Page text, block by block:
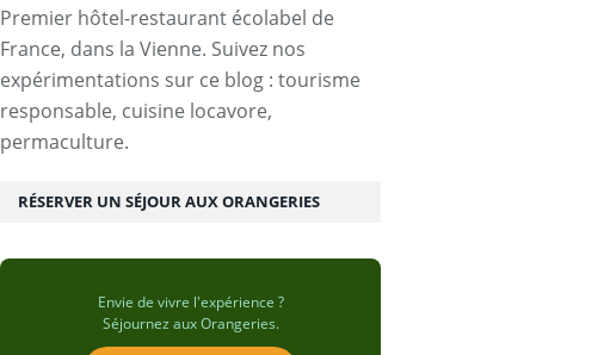
Premier hôtel-restaurant écolabel de
France, dans la Vienne. Suivez nos
expérimentations sur ce blog : tourisme
responsable, cuisine locavore,
permaculture.
RÉSERVER UN SÉJOUR AUX ORANGERIES
Envie de vivre l'expérience ?
Séjournez aux Orangeries.